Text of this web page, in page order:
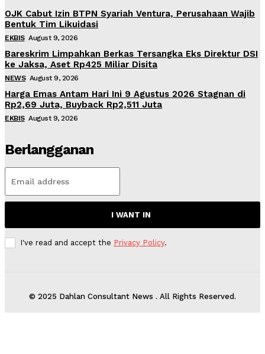
OJK Cabut Izin BTPN Syariah Ventura, Perusahaan Wajib
Bentuk Tim Likuidasi
EKBIS August 9, 2026
Bareskrim Limpahkan Berkas Tersangka Eks Direktur DSI
ke Jaksa, Aset Rp425 Miliar Disita
NEWS August 9, 2026
Harga Emas Antam Hari Ini 9 Agustus 2026 Stagnan di
Rp2,69 Juta, Buyback Rp2,511 Juta
EKBIS August 9, 2026
Berlangganan
I WANT IN
I've read and accept the Privacy Policy.
© 2025 Dahlan Consultant News . All Rights Reserved.